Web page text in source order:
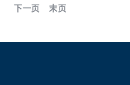
下一页 末页